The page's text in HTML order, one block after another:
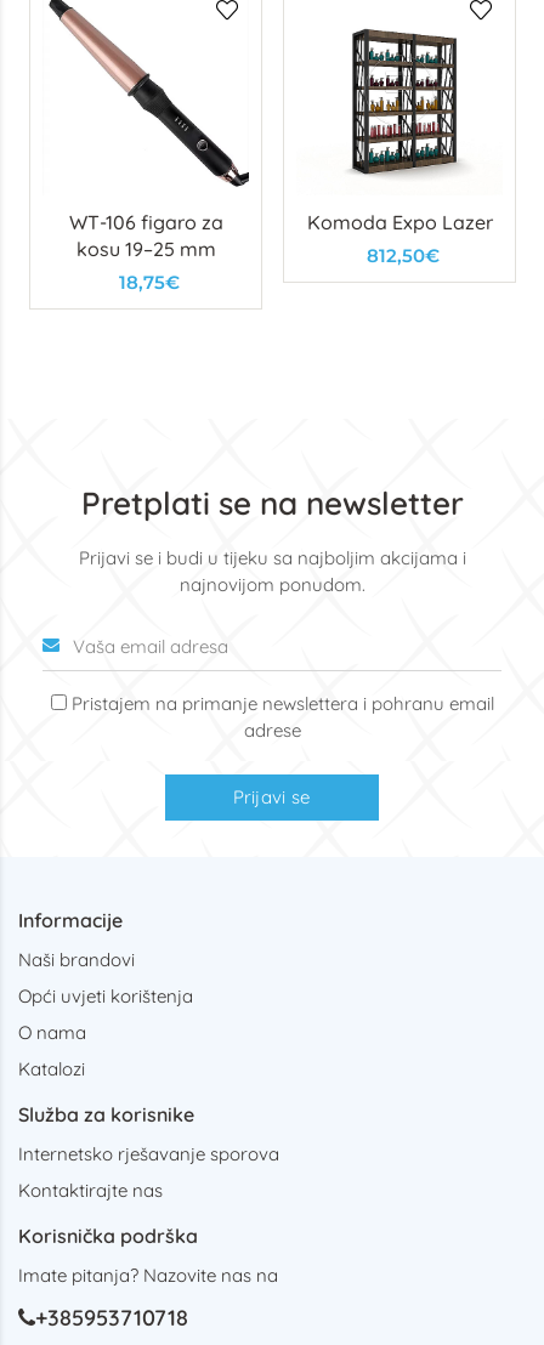
WT-106 figaro za
kosu 19–25 mm
18,75€
Komoda Expo Lazer
812,50€
Pretplati se na newsletter
Prijavi se i budi u tijeku sa najboljim akcijama i
najnovijom ponudom.
Pristajem na primanje newslettera i pohranu email
adrese
Prijavi se
Informacije
Naši brandovi
Opći uvjeti korištenja
O nama
Katalozi
Služba za korisnike
Internetsko rješavanje sporova
Kontaktirajte nas
Korisnička podrška
Imate pitanja? Nazovite nas na
+385953710718